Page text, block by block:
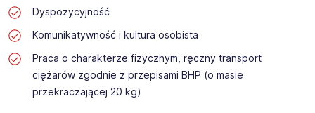
Dyspozycyjność
Komunikatywność i kultura osobista
Praca o charakterze fizycznym, ręczny transport
ciężarów zgodnie z przepisami BHP (o masie
przekraczającej 20 kg)